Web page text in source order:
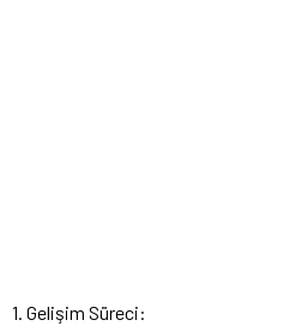
1. Gelişim Süreci: